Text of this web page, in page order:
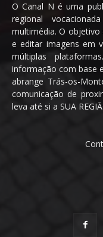
O Canal N é uma
regional
multimédia. O objetivo
e editar imagens em
múltiplas
informação com base
abrange Trás-os-
comunicação de
leva até si a SUA